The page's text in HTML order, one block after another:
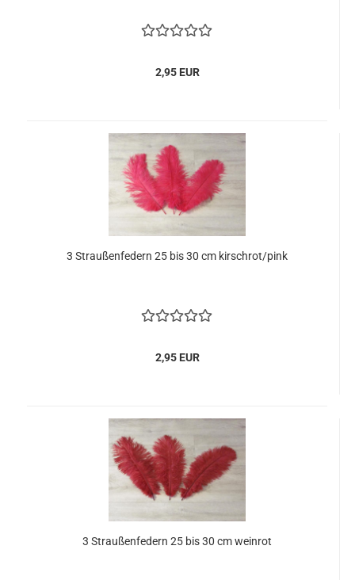
2,95 EUR
3 Straußenfedern 25 bis 30 cm kirschrot/pink
2,95 EUR
3 Straußenfedern 25 bis 30 cm weinrot